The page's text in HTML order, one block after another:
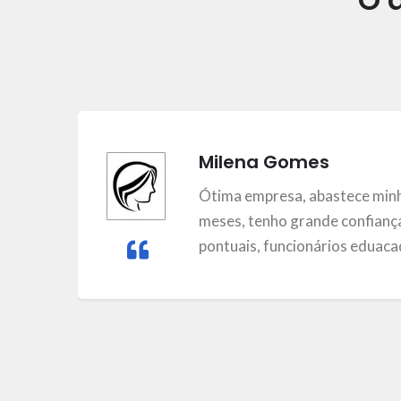
Milena Gomes
Ótima empresa, abastece
meses, tenho grande
pontuais, funcionários